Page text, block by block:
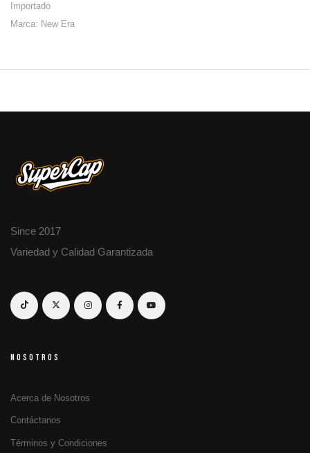
Importado
Marca: New Era
Since 2017
Variedad y Calidad Garantizada
NOSOTROS
Acerca de Nosotros
Contáctanos
Términos y Condiciones